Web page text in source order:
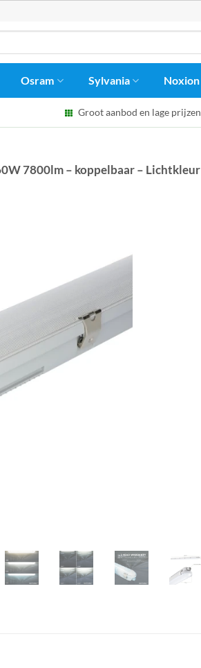
Osram Sylvania Noxion
Groot aanbod en lage prijzen
7800lm – koppelbaar – Lichtkleur